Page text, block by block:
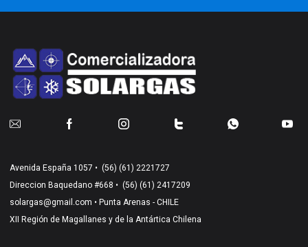
Avenida España 1057 • (56) (61) 2221727
Direccion Baquedano #668 • (56) (61) 2417209
solargas@gmail.com • Punta Arenas - CHILE
XII Región de Magallanes y de la Antártica Chilena